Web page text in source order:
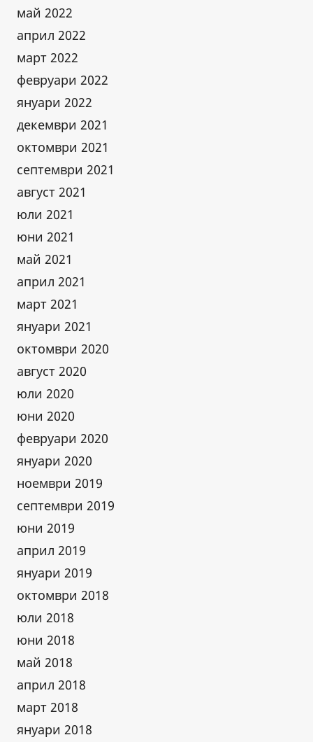
май 2022
април 2022
март 2022
февруари 2022
януари 2022
декември 2021
октомври 2021
септември 2021
август 2021
юли 2021
юни 2021
май 2021
април 2021
март 2021
януари 2021
октомври 2020
август 2020
юли 2020
юни 2020
февруари 2020
януари 2020
ноември 2019
септември 2019
юни 2019
април 2019
януари 2019
октомври 2018
юли 2018
юни 2018
май 2018
април 2018
март 2018
януари 2018